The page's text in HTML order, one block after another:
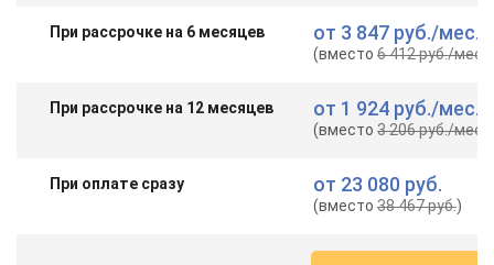
При рассрочке на 6 месяцев от 3 847 руб./мес.
(вместо6 412 руб./мес.
При рассрочке на 12 месяцев от 1 924 руб./мес.
(вместо3 206 руб./мес.
При оплате сразу от 23 080 руб.
(вместо38 467 руб.)